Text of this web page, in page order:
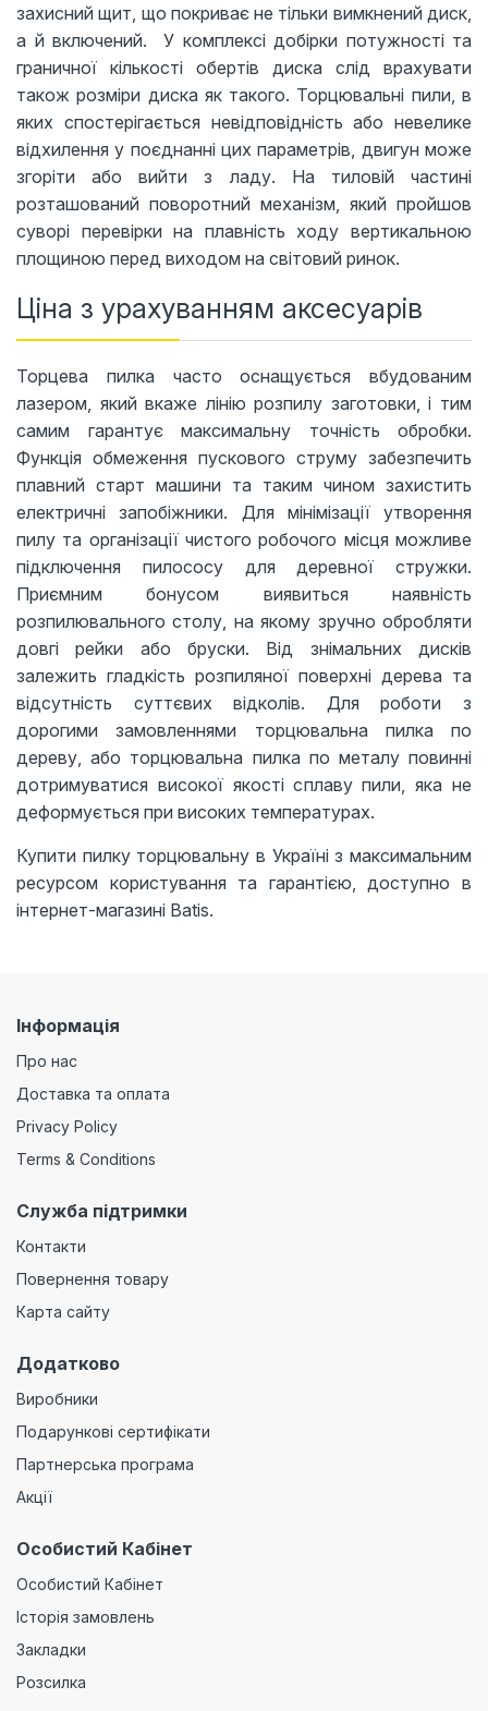
захисний щит, що покриває не тільки вимкнений диск,
а й включений. У комплексі добірки потужності та
граничної кількості обертів диска слід врахувати
також розміри диска як такого. Торцювальні пили, в
яких спостерігається невідповідність або невелике
відхилення у поєднанні цих параметрів, двигун може
згоріти або вийти з ладу. На тиловій частині
розташований поворотний механізм, який пройшов
суворі перевірки на плавність ходу вертикальною
площиною перед виходом на світовий ринок.
Ціна з урахуванням аксесуарів
Торцева пилка часто оснащується вбудованим
лазером, який вкаже лінію розпилу заготовки, і тим
самим гарантує максимальну точність обробки.
Функція обмеження пускового струму забезпечить
плавний старт машини та таким чином захистить
електричні запобіжники. Для мінімізації утворення
пилу та організації чистого робочого місця можливе
підключення пилососу для деревної стружки.
Приємним бонусом виявиться наявність
розпилювального столу, на якому зручно обробляти
довгі рейки або бруски. Від знімальних дисків
залежить гладкість розпиляної поверхні дерева та
відсутність суттєвих відколів. Для роботи з
дорогими замовленнями торцювальна пилка по
дереву, або торцювальна пилка по металу повинні
дотримуватися високої якості сплаву пили, яка не
деформується при високих температурах.
Купити пилку торцювальну в Україні з максимальним
ресурсом користування та гарантією, доступно в
інтернет-магазині Batis.
Інформація
Про нас
Доставка та оплата
Privacy Policy
Terms & Conditions
Служба підтримки
Контакти
Повернення товару
Карта сайту
Додатково
Виробники
Подарункові сертифікати
Партнерська програма
Акції
Особистий Кабінет
Особистий Кабінет
Історія замовлень
Закладки
Розсилка